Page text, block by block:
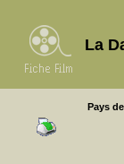
La
Pays